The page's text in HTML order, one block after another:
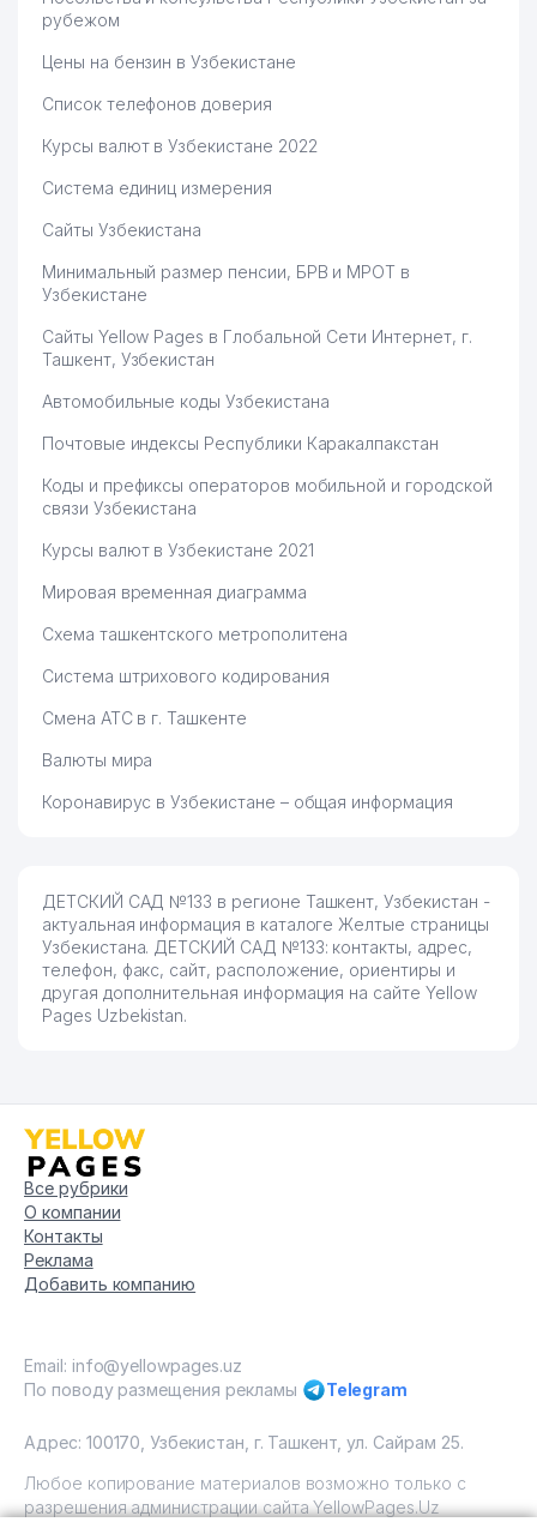
рубежом
Цены на бензин в Узбекистане
Список телефонов доверия
Курсы валют в Узбекистане 2022
Система единиц измерения
Сайты Узбекистана
Минимальный размер пенсии, БРВ и МРОТ в
Узбекистане
Сайты Yellow Pages в Глобальной Сети Интернет, г.
Ташкент, Узбекистан
Автомобильные коды Узбекистана
Почтовые индексы Республики Каракалпакстан
Коды и префиксы операторов мобильной и городской
связи Узбекистана
Курсы валют в Узбекистане 2021
Мировая временная диаграмма
Схема ташкентского метрополитена
Система штрихового кодирования
Смена АТС в г. Ташкенте
Валюты мира
Коронавирус в Узбекистане – общая информация
ДЕТСКИЙ САД №133 в регионе Ташкент, Узбекистан -
актуальная информация в каталоге Желтые страницы
Узбекистана. ДЕТСКИЙ САД №133: контакты, адрес,
телефон, факс, сайт, расположение, ориентиры и
другая дополнительная информация на сайте Yellow
Pages Uzbekistan.
Все рубрики
О компании
Контакты
Реклама
Добавить компанию
Email: info@yellowpages.uz
По поводу размещения рекламы
Telegram
Адрес: 100170, Узбекистан, г. Ташкент, ул. Сайрам 25.
Любое копирование материалов возможно только с
разрешения администрации сайта YellowPages.Uz